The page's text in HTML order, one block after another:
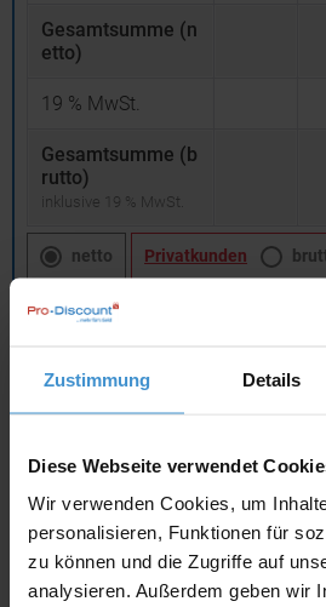
Zustimmung Details
Diese Webseite verwendet
Wir verwenden Cookies, um
personalisieren, Funktionen für
zu können und die Zugriffe auf
analysieren. Außerdem geben wir
Gesamtsumme (n
etto)
19 % MwSt.
Gesamtsumme (b
rutto)
inklusive 19 % MwSt.
netto Privatkunden
Angebot drucken
Individuelle
Lieferzeiten
Artikel mit Werbeanbringung: ca.